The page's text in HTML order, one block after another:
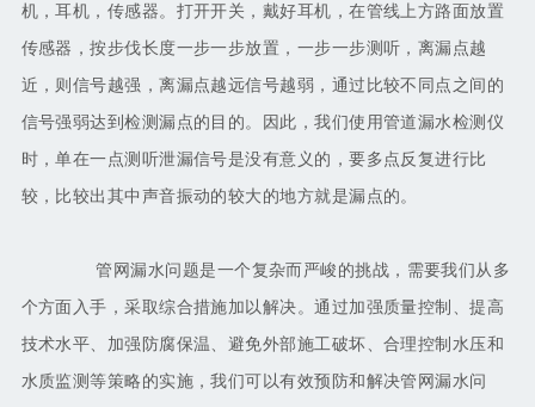
机，耳机，传感器。打开开关，戴好耳机，在管线上方路面放置
传感器，按步伐长度一步一步放置，一步一步测听，离漏点越
近，则信号越强，离漏点越远信号越弱，通过比较不同点之间的
信号强弱达到检测漏点的目的。因此，我们使用管道漏水检测仪
时，单在一点测听泄漏信号是没有意义的，要多点反复进行比
较，比较出其中声音振动的较大的地方就是漏点的。
管网漏水问题是一个复杂而严峻的挑战，需要我们从多
个方面入手，采取综合措施加以解决。通过加强质量控制、提高
技术水平、加强防腐保温、避免外部施工破坏、合理控制水压和
水质监测等策略的实施，我们可以有效预防和解决管网漏水问